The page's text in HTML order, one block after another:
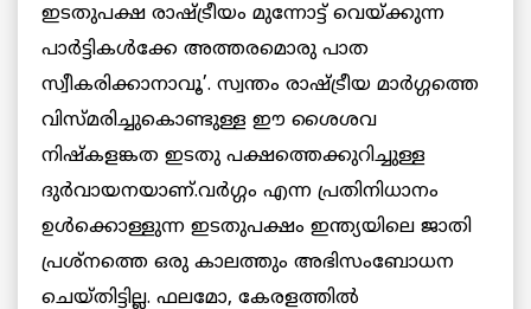
ഇടതുപക്ഷ രാഷ്ട്രീയം മുന്നോട്ട് വെയ്ക്കുന്ന
പാര്‍ട്ടികള്‍ക്കേ അത്തരമൊരു പാത
സ്വീകരിക്കാനാവൂ’. സ്വന്തം രാഷ്ട്രീയ മാര്‍ഗ്ഗത്തെ
വിസ്മരിച്ചുകൊണ്ടുള്ള ഈ ശൈശവ
നിഷ്കളങ്കത ഇടതു പക്ഷത്തെക്കുറിച്ചുള്ള
ദുര്‍വായനയാണ്.വര്‍ഗ്ഗം എന്ന പ്രതിനിധാനം
ഉള്‍ക്കൊള്ളുന്ന ഇടതുപക്ഷം ഇന്ത്യയിലെ ജാതി
പ്രശ്നത്തെ ഒരു കാലത്തും അഭിസംബോധന
ചെയ്തിട്ടില്ല. ഫലമോ, കേരളത്തില്‍